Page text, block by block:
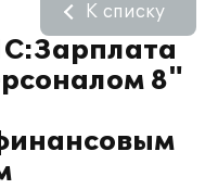
8"
К списку